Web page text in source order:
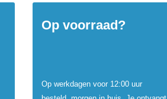
Op voorraad?
Op werkdagen voor 12:00 uur